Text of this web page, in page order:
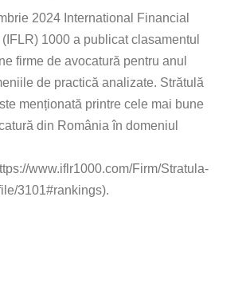
2024 International Financial
1000 a publicat clasamentul
firme de avocatură pentru anul
de practică analizate. Strătulă
menționată printre cele mai bune
din România în domeniul
www.iflr1000.com/Firm/Stratula-
3101#rankings).